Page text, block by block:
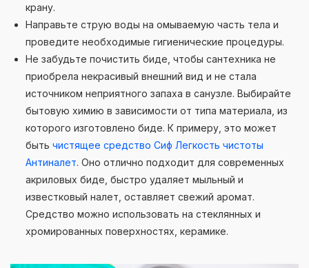
крану.
Направьте струю воды на омываемую часть тела и
проведите необходимые гигиенические процедуры.
Не забудьте почистить биде, чтобы сантехника не
приобрела некрасивый внешний вид и не стала
источником неприятного запаха в санузле. Выбирайте
бытовую химию в зависимости от типа материала, из
которого изготовлено биде. К примеру, это может
быть чистящее средство Сиф Легкость чистоты
Антиналет. Оно отлично подходит для современных
акриловых биде, быстро удаляет мыльный и
известковый налет, оставляет свежий аромат.
Средство можно использовать на стеклянных и
хромированных поверхностях, керамике.